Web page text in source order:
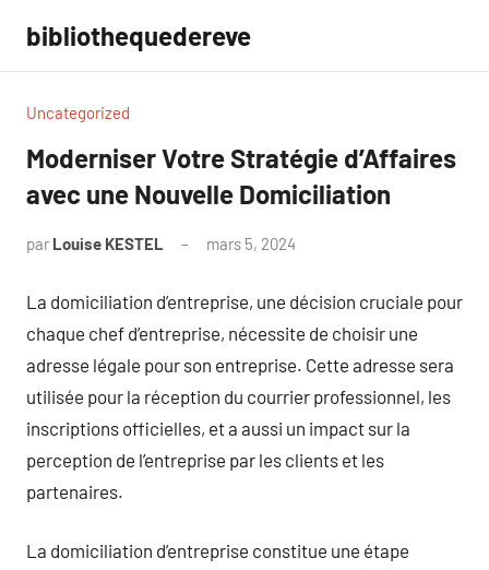
contenu
bibliothequedereve
Uncategorized
Moderniser Votre Stratégie d’Affaires
avec une Nouvelle Domiciliation
par Louise KESTEL mars 5, 2024
La domiciliation d’entreprise, une décision cruciale pour
chaque chef d’entreprise, nécessite de choisir une
adresse légale pour son entreprise. Cette adresse sera
utilisée pour la réception du courrier professionnel, les
inscriptions officielles, et a aussi un impact sur la
perception de l’entreprise par les clients et les
partenaires.
La domiciliation d’entreprise constitue une étape